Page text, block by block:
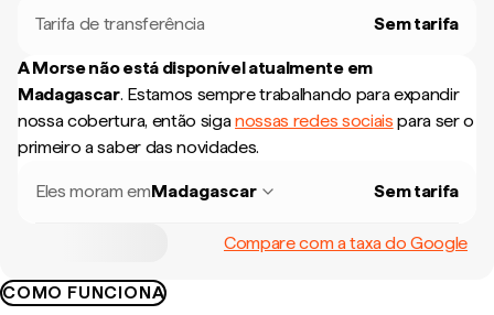
Tarifa de transferência Sem tarifa
A Morse não está disponível atualmente em
Madagascar. Estamos sempre trabalhando para expandir
nossa cobertura, então siganossas redes sociais para ser o
primeiro a saber das novidades.
Eles moram emMadagascar Sem tarifa
Compare com a taxa do Google
COMO FUNCIONA